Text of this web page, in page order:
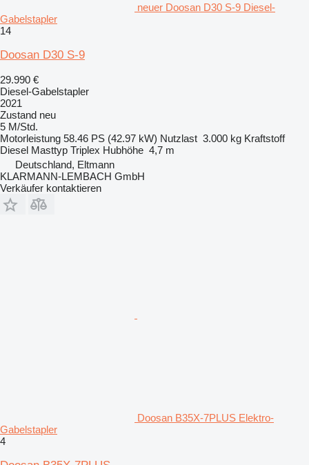
neuer Doosan D30 S-9 Diesel-
Gabelstapler
14
Doosan D30 S-9
29.990 €
Diesel-Gabelstapler
2021
Zustand neu
5 M/Std.
Motorleistung 58.46 PS (42.97 kW) Nutzlast 3.000 kg Kraftstoff
Diesel Masttyp Triplex Hubhöhe 4,7 m
Deutschland, Eltmann
KLARMANN-LEMBACH GmbH
Verkäufer kontaktieren
Doosan B35X-7PLUS Elektro-
Gabelstapler
4